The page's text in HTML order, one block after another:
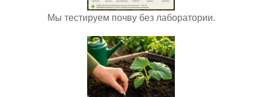
Мы тестируем почву без лаборатории.